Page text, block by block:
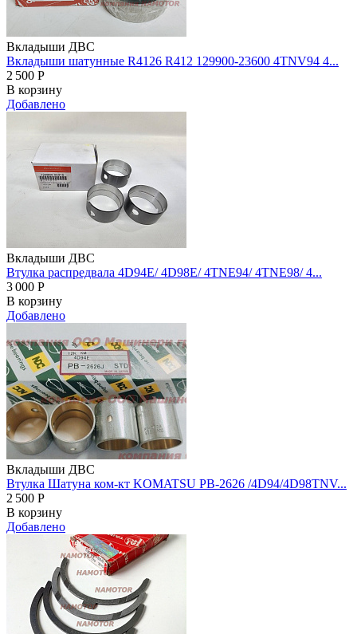
Вкладыши ДВС
Вкладыши шатунные R4126 R412 129900-23600 4TNV94 4...
2 500 Р
В корзину
Добавлено
Вкладыши ДВС
Втулка распредвала 4D94E/ 4D98E/ 4TNE94/ 4TNE98/ 4...
3 000 Р
В корзину
Добавлено
Вкладыши ДВС
Втулка Шатуна ком-кт KOMATSU PB-2626 /4D94/4D98TNV...
2 500 Р
В корзину
Добавлено